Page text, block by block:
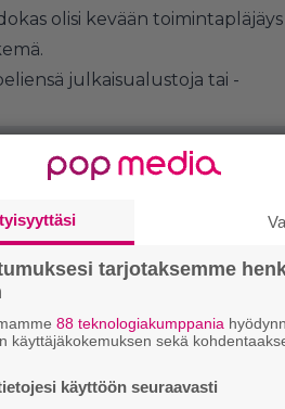
olisi kevään toimintapläjäys
julkaisualustoja tai -
tarjotaksemme
88 teknologiakumppania
käyttäjäkokemuksen sekä
käyttöön seuraavasti